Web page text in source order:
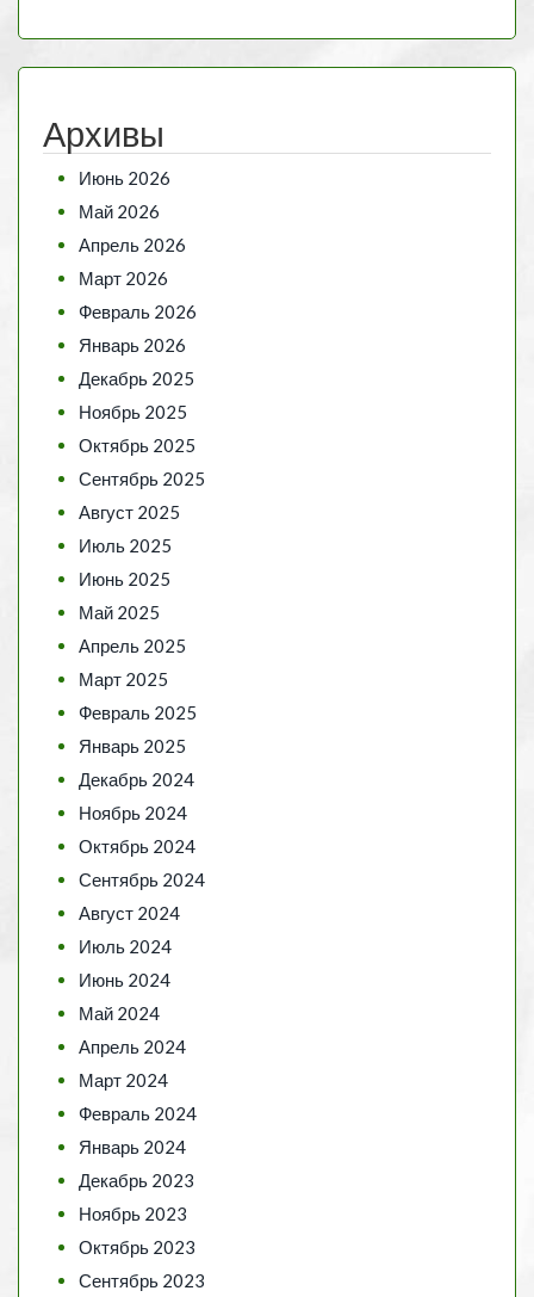
Архивы
Июнь 2026
Май 2026
Апрель 2026
Март 2026
Февраль 2026
Январь 2026
Декабрь 2025
Ноябрь 2025
Октябрь 2025
Сентябрь 2025
Август 2025
Июль 2025
Июнь 2025
Май 2025
Апрель 2025
Март 2025
Февраль 2025
Январь 2025
Декабрь 2024
Ноябрь 2024
Октябрь 2024
Сентябрь 2024
Август 2024
Июль 2024
Июнь 2024
Май 2024
Апрель 2024
Март 2024
Февраль 2024
Январь 2024
Декабрь 2023
Ноябрь 2023
Октябрь 2023
Сентябрь 2023